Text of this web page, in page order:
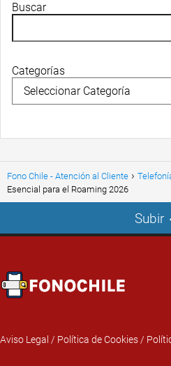
Buscar
Categorías
Fono Chile - Atención al Cliente
Esencial para el Roaming 2026
Subir
Aviso Legal / Política de Cookies /